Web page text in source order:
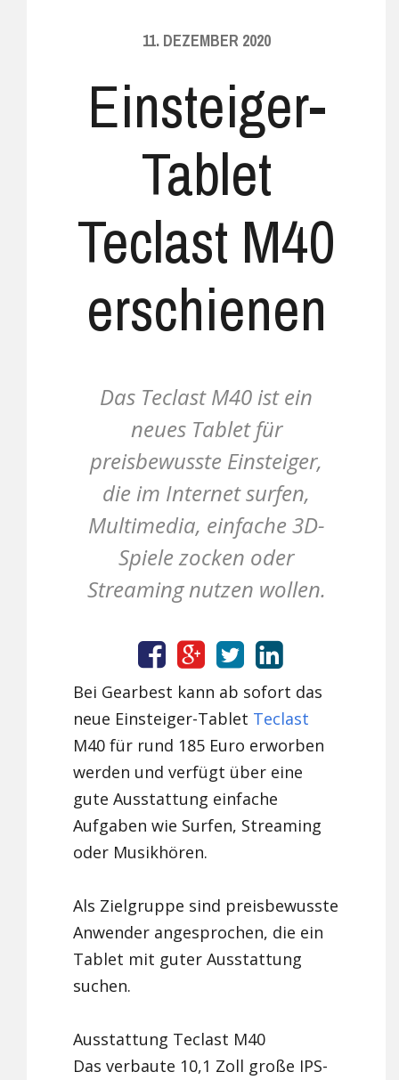
11. DEZEMBER 2020
Einsteiger-
Tablet
Teclast M40
erschienen
Das Teclast M40 ist ein
neues Tablet für
preisbewusste Einsteiger,
die im Internet surfen,
Multimedia, einfache 3D-
Spiele zocken oder
Streaming nutzen wollen.
Bei Gearbest kann ab sofort das
neue Einsteiger-Tablet Teclast
M40 für rund 185 Euro erworben
werden und verfügt über eine
gute Ausstattung einfache
Aufgaben wie Surfen, Streaming
oder Musikhören.
Als Zielgruppe sind preisbewusste
Anwender angesprochen, die ein
Tablet mit guter Ausstattung
suchen.
Ausstattung Teclast M40
Das verbaute 10,1 Zoll große IPS-